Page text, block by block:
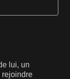
lui, un
rejoindre